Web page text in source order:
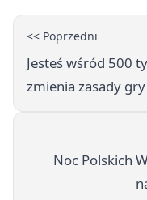
<< Poprzedni
Jesteś wśród 500
zmienia zasady gry
Noc Polskich